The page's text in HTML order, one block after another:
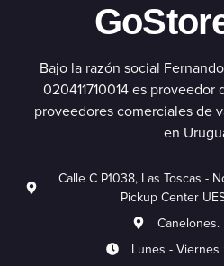
Bajo la razón social
020411710014 es proveedor
proveedores comerciales de
en
Calle C P1038, Las Toscas -
Pickup Center
Canelones.
Lunes - Viernes